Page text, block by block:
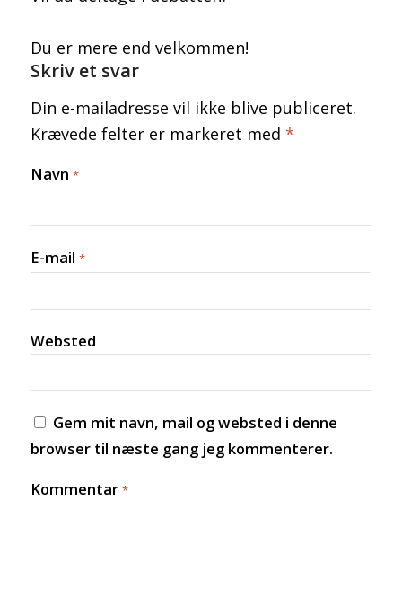
Mine 18.000 gravsten
KONTAKT
OM STEGEMÜLLER
Du er mere end velkommen!
Skriv et svar
Din e-mailadresse vil ikke blive publiceret.
Krævede felter er markeret med *
Navn *
E-mail *
Websted
Gem mit navn, mail og websted i denne
browser til næste gang jeg kommenterer.
Kommentar *